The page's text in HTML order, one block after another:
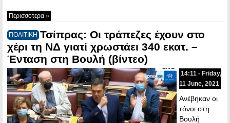
Περισσότερα »
ΠΟΛΙΤΙΚΗ Τσίπρας: Οι τράπεζες έχουν στο
χέρι τη ΝΔ γιατί χρωστάει 340 εκατ. –
Ένταση στη Βουλή (βίντεο)
14:11 - Friday,
11 June, 2021
Ανέβηκαν οι
τόνοι στη
Βουλή